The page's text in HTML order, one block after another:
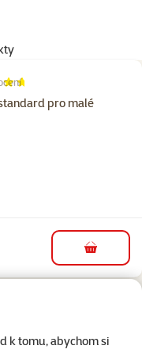
k tomu, abychom si
pro malé
hodnocení: 6
do košíku